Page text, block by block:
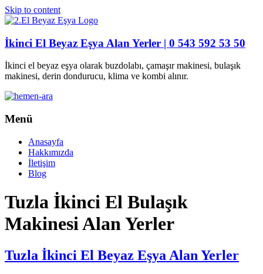
Skip to content
İkinci El Beyaz Eşya Alan Yerler | 0 543 592 53 50
İkinci el beyaz eşya olarak buzdolabı, çamaşır makinesi, bulaşık
makinesi, derin dondurucu, klima ve kombi alınır.
Menü
Anasayfa
Hakkımızda
İletişim
Blog
Tuzla İkinci El Bulaşık
Makinesi Alan Yerler
Tuzla İkinci El Beyaz Eşya Alan Yerler